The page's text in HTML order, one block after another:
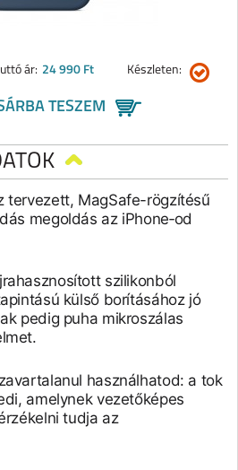
ár: 24 990 Ft Készleten:
TESZEM
tervezett, MagSafe-rögzítésű
megoldás az iPhone‑od
szilikonból
külső borításához jó
pedig puha mikroszálas
használhatod: a tok
amelynek vezetőképes
tudja az